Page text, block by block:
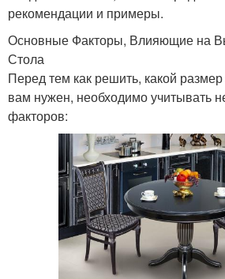
рекомендации и примеры.
Основные Факторы, Влияющие на
Стола
Перед тем как решить, какой
вам нужен, необходимо учитывать
факторов: